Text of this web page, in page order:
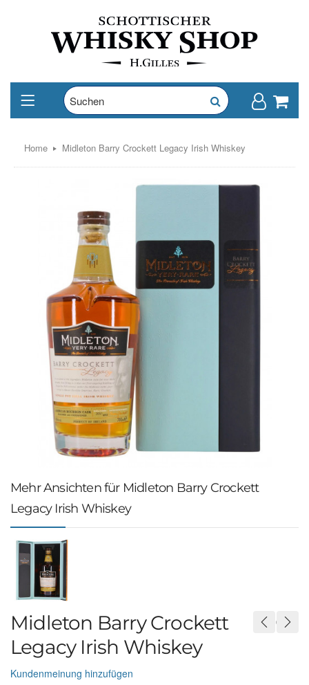
Home Midleton Barry Crockett Legacy Irish Whiskey
Mehr Ansichten für Midleton Barry Crockett
Legacy Irish Whiskey
Midleton Barry Crockett
Legacy Irish Whiskey
Kundenmeinung hinzufügen